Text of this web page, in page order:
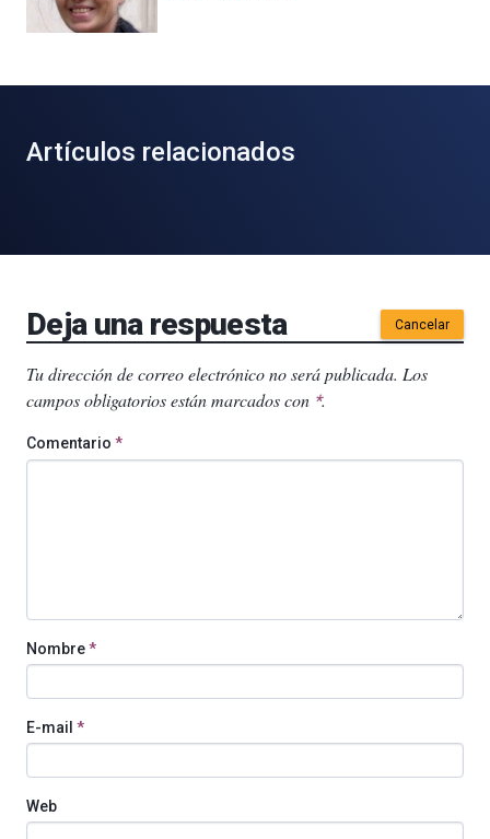
Artículos relacionados
Deja una respuesta Cancelar
Tu dirección de correo electrónico no será publicada. Los
campos obligatorios están marcados con *.
Comentario *
Nombre*
E-mail *
Web